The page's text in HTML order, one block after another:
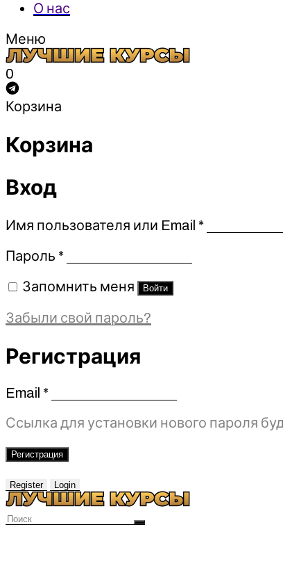
О нас
Меню
0
Корзина
Корзина
Вход
Имя пользователя или Email *Обязательно
Пароль *Обязательно
Запомнить меня Войти
Забыли свой пароль?
Регистрация
Email *Обязательно
Ссылка для установки нового пароля
Регистрация
Register Login